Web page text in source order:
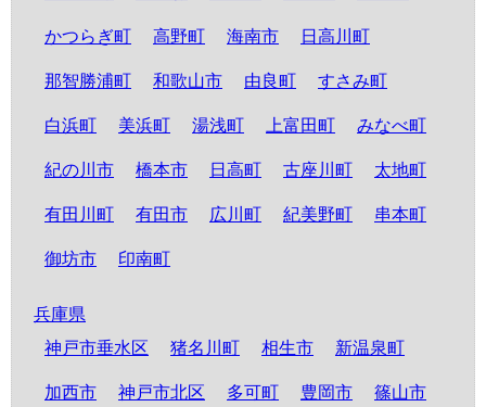
かつらぎ町 高野町 海南市 日高川町
那智勝浦町 和歌山市 由良町 すさみ町
白浜町 美浜町 湯浅町 上富田町 みなべ町
紀の川市 橋本市 日高町 古座川町 太地町
有田川町 有田市 広川町 紀美野町 串本町
御坊市 印南町
兵庫県
神戸市垂水区
猪名川町 相生市 新温泉町
加西市 神戸市北区 多可町 豊岡市 篠山市